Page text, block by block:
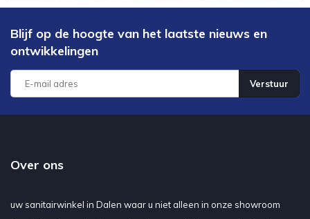
Blijf op de hoogte van het laatste nieuws en
ontwikkelingen
Verstuur
Over ons
uw sanitairwinkel in Dalen waar u niet alleen in onze showroom